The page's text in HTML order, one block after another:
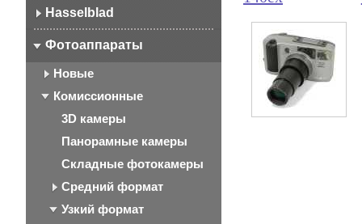
Hasselblad
Фотоаппараты
Новые
Комиссионные
3D камеры
Панорамные камеры
Складные фотокамеры
Средний формат
Узкий формат